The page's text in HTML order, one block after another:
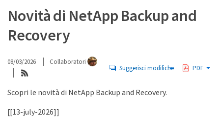
Novità di NetApp Backup and
Recovery
08/03/2026 Collaboratori
Suggerisci modifiche PDF
Scopri le novità di NetApp Backup and Recovery.
[[13-july-2026]]